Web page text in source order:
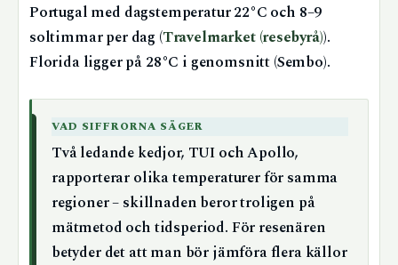
Portugal med dagstemperatur 22°C och 8–9
soltimmar per dag (Travelmarket (resebyrå)).
Florida ligger på 28°C i genomsnitt (Sembo).
VAD SIFFRORNA SÄGER
Två ledande kedjor, TUI och Apollo,
rapporterar olika temperaturer för samma
regioner – skillnaden beror troligen på
mätmetod och tidsperiod. För resenären
betyder det att man bör jämföra flera källor